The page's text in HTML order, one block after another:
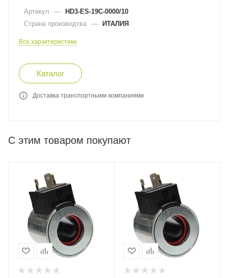
Артикул — HD3-ES-19C-0000/10
Страна производтва — ИТАЛИЯ
Все характеристики
Каталог
Доставка транспортными компаниями
С этим товаром покупают